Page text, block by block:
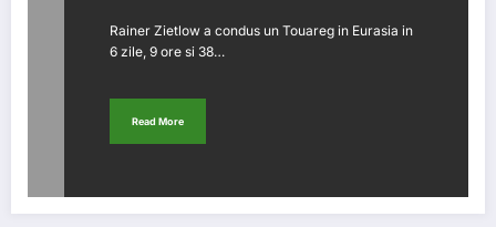
Rainer Zietlow a condus un Touareg in Eurasia in
6 zile, 9 ore si 38…
Read More